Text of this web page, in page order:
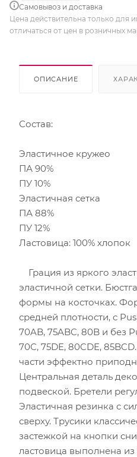
Самовывоз и доставка
Цена действительна только для
отличаться от цен в розничных
ОПИСАНИЕ
Состав:
Эластичное кружео
ПА 90%
ПУ 10%
Эластичная сетка
ПА 88%
ПУ 12%
Ластовица: 100% хлопок
Грация из яркого
эластичной сетки.
формы на косточках.
средней плотности, с
70AB, 75ABC, 80B и без
70C, 75DE, 80CDE,
части эффектно
Центральная деталь
подвеской. Бретели
Эластичная резинка с
сверху. Трусики
застежкой на кнопки
ластовица выполнена из